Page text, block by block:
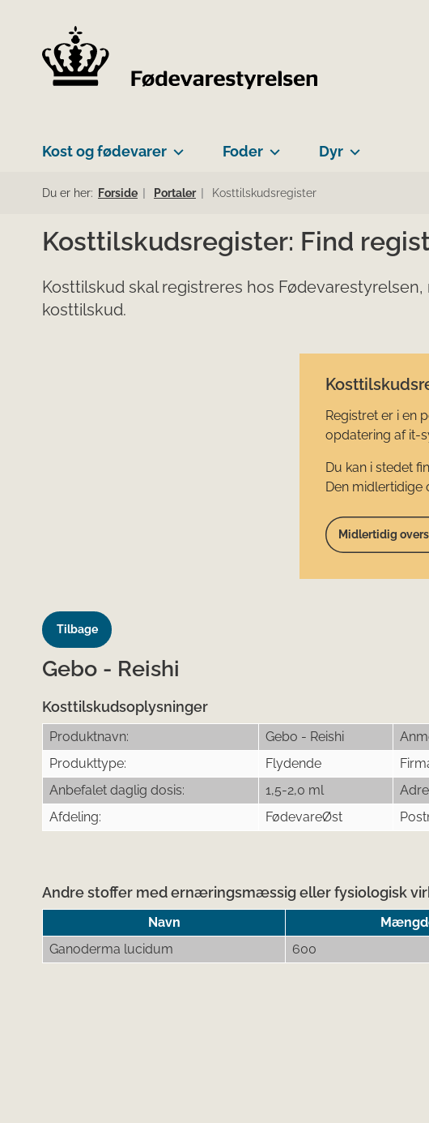
Kost og fødevarer Foder Dyr
Du er her: Forside Portaler Kosttilskudsregister
Kosttilskudsregister: Find
Kosttilskud skal registreres hos
kosttilskud.
Registret er i en
opdatering af it-
Du kan i stedet
Den
Midlertidig
Tilbage
Gebo - Reishi
Kosttilskudsoplysninger
Produktnavn: Gebo - Reishi
Produkttype:
Flydende
Anbefalet daglig dosis:
1,5-2,0 ml
Afdeling:
FødevareØst
Andre stoffer med ernæringsmæssig eller fysiologisk
Navn
Ganoderma lucidum
600